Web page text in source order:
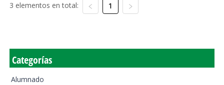
3 elementos en total: 1
Categorías
Alumnado